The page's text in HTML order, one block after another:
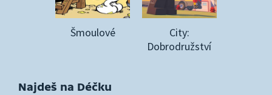
Šmoulové
City:
Dobrodružství
Najdeš na Déčku